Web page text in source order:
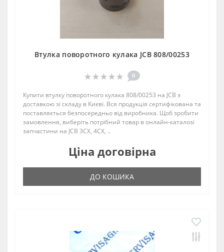
Втулка поворотного кулака JCB 808/00253
0
Купити втулку поворотного кулака 808/00253 на JCB з
доставкою зі складу в Києві. Вся продукція сертифікована та
поставляється безпосередньо від виробника. Щоб зробити
замовлення, виберіть потрібний товар в онлайн-каталозі
запчастини на JCB 3CX, 4CX, ..
Ціна договірна
ДО КОШИКА